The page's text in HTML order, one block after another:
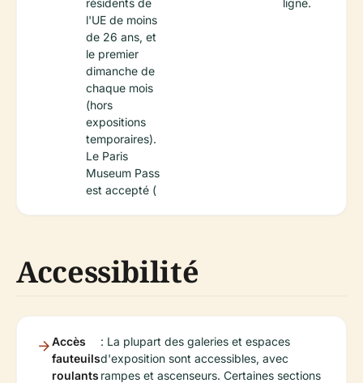
l'UE de moins
de 26 ans, et
le premier
dimanche de
chaque mois
(hors
expositions
temporaires).
Le Paris
Museum Pass
est accepté (
Accessibilité
Accès
fauteuils
roulants
: La plupart des galeries et espaces
d'exposition sont accessibles, avec
rampes et ascenseurs. Certaines sections